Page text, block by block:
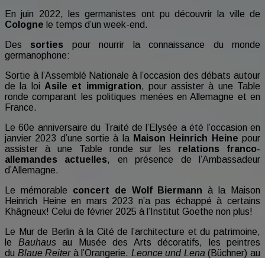
En juin 2022, les germanistes ont pu découvrir la ville de
Cologne le temps d’un week-end.
Des sorties pour nourrir la connaissance du monde
germanophone:
Sortie à l’Assemblé Nationale à l’occasion des débats autour
de la loi Asile et immigration, pour assister à une Table
ronde comparant les politiques menées en Allemagne et en
France.
Le 60e anniversaire du Traité de l’Elysée a été l’occasion en
janvier 2023 d’une sortie à la Maison Heinrich Heine pour
assister à une Table ronde sur les relations franco-
allemandes actuelles, en présence de l’Ambassadeur
d’Allemagne.
Le mémorable concert de Wolf Biermann à la Maison
Heinrich Heine en mars 2023 n’a pas échappé à certains
Khâgneux! Celui de février 2025 à l’Institut Goethe non plus!
Le Mur de Berlin à la Cité de l’architecture et du patrimoine,
le Bauhausau Musée des Arts décoratifs, les peintres
du Blaue Reiterà l’Orangerie. Leonce und Lena (Büchner) au